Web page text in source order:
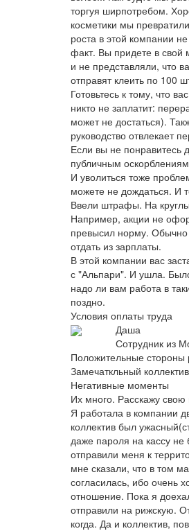
торгуя ширпотребом.
косметики мы
роста в этой компании
факт. Вы придете в свой
и не представляли, что
отправят клеить по 100
Готовьтесь к тому, что
никто не заплатит:
может не достаться).
руководство отвлекает
Если вы не понравитесь
публичным
И уволиться тоже
можете не дождаться. И
Ввели штрафы. На
Например, акции не
превысил норму. Обычно
отдать из зарплаты.
В этой компании вас
с "Альпари". И ушла.
надо ли вам работа в
поздно.
Условия оплаты труда
Даша
Сотрудник из
Положительные стороны
Замечаткльный
Негативные моменты
Их много. Расскажу
Я работала в компании
коллектив был
даже пароля на кассу не
отправили меня к
мне сказали, что в том
согласилась, ибо очень
отношение. Пока я
отправили на рижскую.
когда. Да и коллектив,